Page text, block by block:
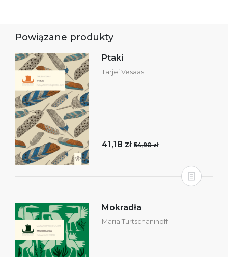
Powiązane produkty
Ptaki
Tarjei Vesaas
41,18 zł 54,90 zł
Mokradła
Maria Turtschaninoff